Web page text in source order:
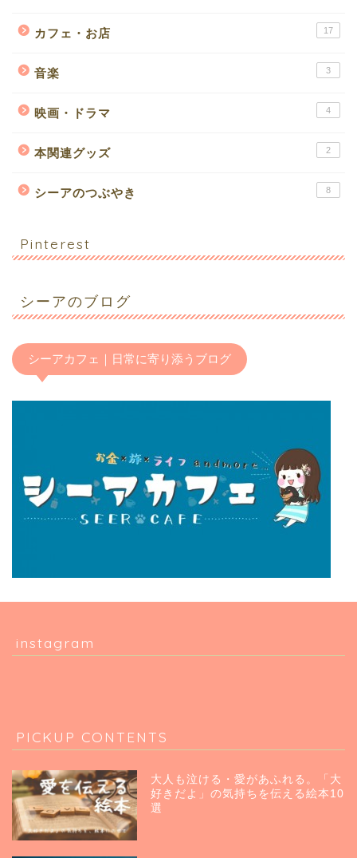
カフェ・お店 17
音楽 3
映画・ドラマ 4
本関連グッズ 2
シーアのつぶやき 8
Pinterest
シーアのブログ
シーアカフェ｜日常に寄り添うブログ
instagram
PICKUP CONTENTS
大人も泣ける・愛があふれる。「大
好きだよ」の気持ちを伝える絵本10
選